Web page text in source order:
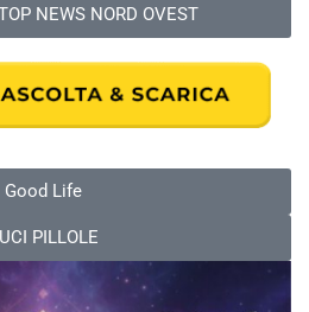
NEWS NORD OVEST
Good Life
PILLOLE